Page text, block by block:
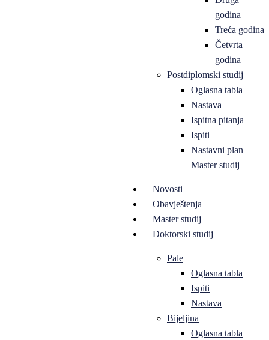
godina
Treća godina
Četvrta
godina
Postdiplomski studij
Oglasna tabla
Nastava
Ispitna pitanja
Ispiti
Nastavni plan
Master studij
Novosti
Obavještenja
Master studij
Doktorski studij
Pale
Oglasna tabla
Ispiti
Nastava
Bijeljina
Oglasna tabla